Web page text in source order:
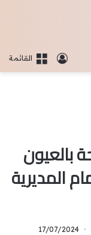
القائمةتسجيل
بالعيون
المديرية
17/07/2024